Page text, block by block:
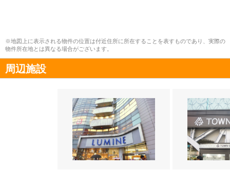
※地図上に表示される物件の位置は付近住所に所在することを表すものであり、実際の
物件所在地とは異なる場合がございます。
周辺施設